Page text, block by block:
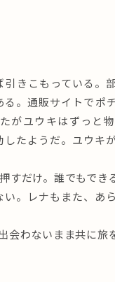
きこもっている。
。通販サイトでポ
がユウキはずっと
たようだ。ユウキ
すだけ。誰でもでき
。レナもまた、あ
わないまま共に旅